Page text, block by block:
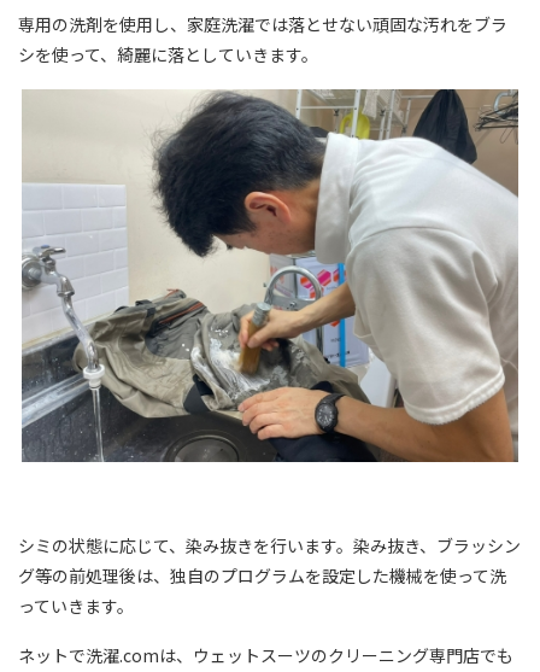
専用の洗剤を使用し、家庭洗濯では落とせない頑固な汚れをブラ
シを使って、綺麗に落としていきます。
シミの状態に応じて、染み抜きを行います。染み抜き、ブラッシン
グ等の前処理後は、独自のプログラムを設定した機械を使って洗
っていきます。
ネットで洗濯.comは、ウェットスーツのクリーニング専門店でも